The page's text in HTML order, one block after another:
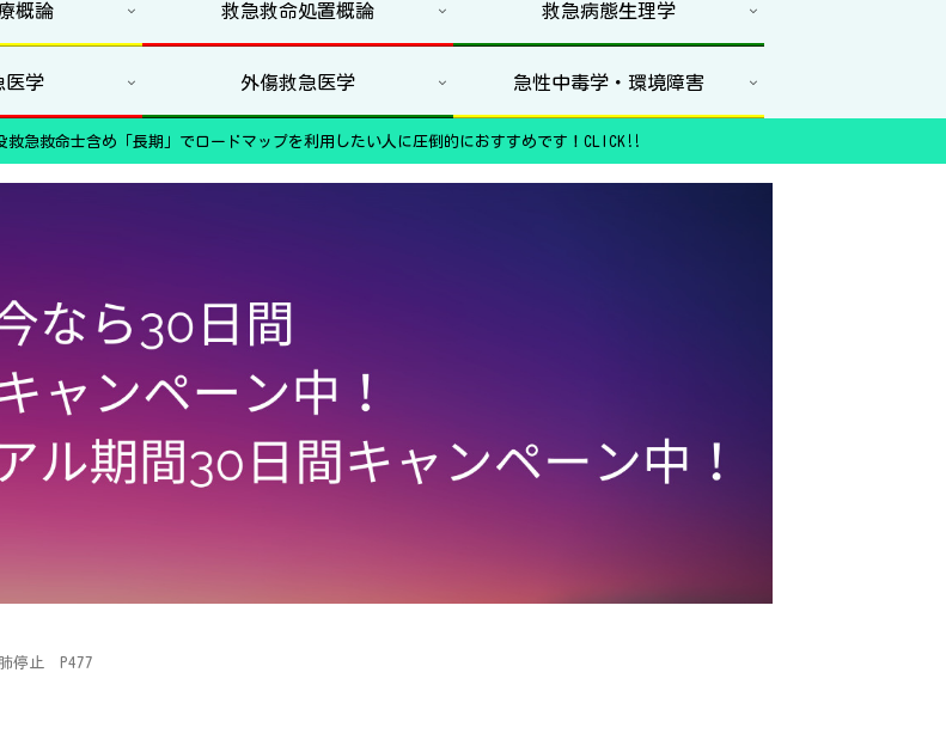
概論 救急救命処置概論 救急病態生理学
医学 外傷救急医学 急性中毒学・環境障害
救急救命士含め「長期」でロードマップを利用したい人に圧倒的におすすめです！CLICK‼
停止 P477